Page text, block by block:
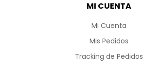
MI CUENTA
Mi Cuenta
Mis Pedidos
Tracking de Pedidos